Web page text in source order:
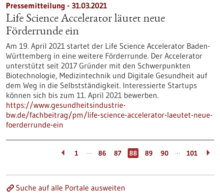
Pressemitteilung - 31.03.2021
Life Science Accelerator läutet neue
Förderrunde ein
Am 19. April 2021 startet der Life Science Accelerator Baden-
Württemberg in eine weitere Förderrunde. Der Accelerator
unterstützt seit 2017 Gründer mit den Schwerpunkten
Biotechnologie, Medizintechnik und Digitale Gesundheit auf
dem Weg in die Selbstständigkeit. Interessierte Startups
können sich bis zum 11. April 2021 bewerben.
https://www.gesundheitsindustrie-
bw.de/fachbeitrag/pm/life-science-accelerator-laeutet-neue-
foerderrunde-ein
1 … 86 87 88 89 90 … 101
Suche auf alle Portale ausweiten